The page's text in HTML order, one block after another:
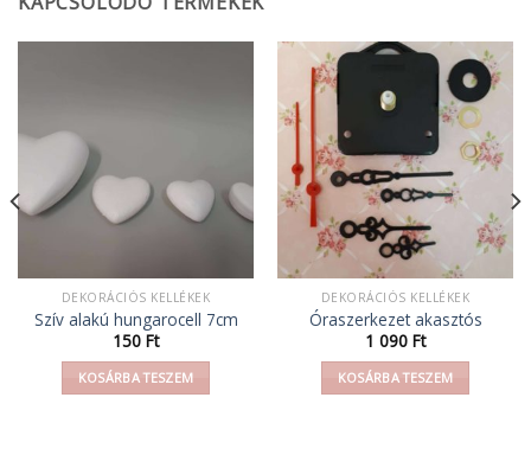
DEKORÁCIÓS KELLÉKEK
Szív alakú hungarocell 7cm
150 Ft
KOSÁRBA TESZEM
DEKORÁCIÓS KELLÉKEK
Óraszerkezet akasztós
1 090 Ft
KOSÁRBA TESZEM